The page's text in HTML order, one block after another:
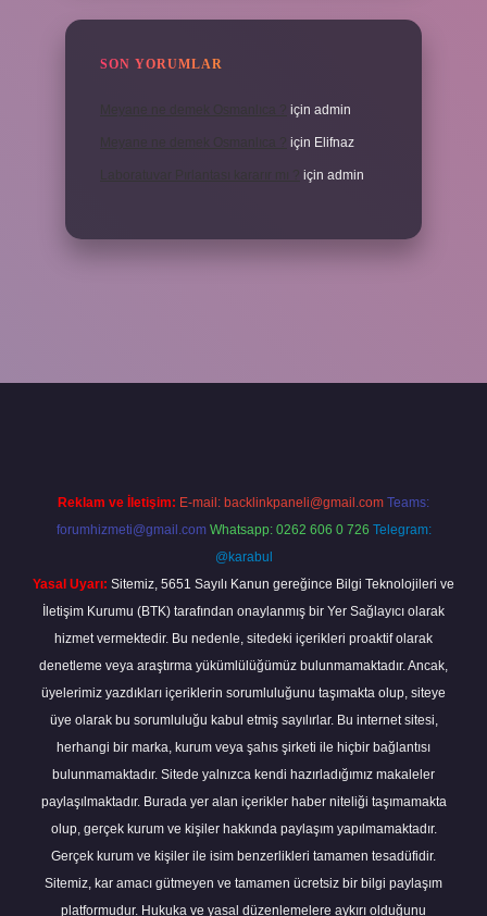
SON YORUMLAR
için admin
için Elifnaz
için admin
Reklam ve İletişim: E-mail: backlinkpaneli@gmail.com Teams:
forumhizmeti@gmail.com Whatsapp: 0262 606 0 726 Telegram:
@karabul
Yasal Uyarı: Sitemiz, 5651 Sayılı Kanun gereğince Bilgi Teknolojileri ve
İletişim Kurumu (BTK) tarafından onaylanmış bir Yer Sağlayıcı olarak
hizmet vermektedir. Bu nedenle, sitedeki içerikleri proaktif olarak
denetleme veya araştırma yükümlülüğümüz bulunmamaktadır. Ancak,
üyelerimiz yazdıkları içeriklerin sorumluluğunu taşımakta olup, siteye
üye olarak bu sorumluluğu kabul etmiş sayılırlar. Bu internet sitesi,
herhangi bir marka, kurum veya şahıs şirketi ile hiçbir bağlantısı
bulunmamaktadır. Sitede yalnızca kendi hazırladığımız makaleler
paylaşılmaktadır. Burada yer alan içerikler haber niteliği taşımamakta
olup, gerçek kurum ve kişiler hakkında paylaşım yapılmamaktadır.
Gerçek kurum ve kişiler ile isim benzerlikleri tamamen tesadüfidir.
Sitemiz, kar amacı gütmeyen ve tamamen ücretsiz bir bilgi paylaşım
platformudur. Hukuka ve yasal düzenlemelere aykırı olduğunu